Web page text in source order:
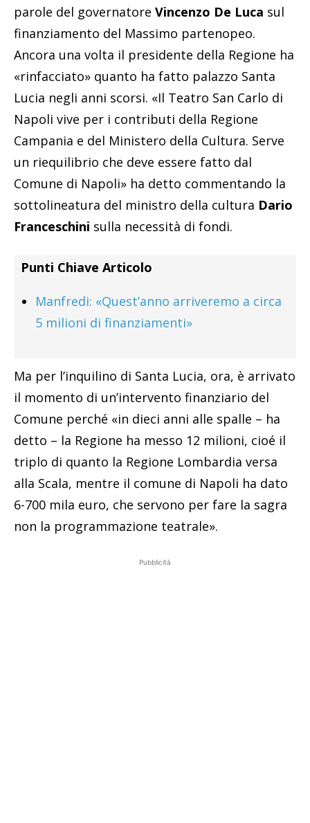
parole del governatore Vincenzo De Luca sul
finanziamento del Massimo partenopeo.
Ancora una volta il presidente della Regione ha
«rinfacciato» quanto ha fatto palazzo Santa
Lucia negli anni scorsi. «Il Teatro San Carlo di
Napoli vive per i contributi della Regione
Campania e del Ministero della Cultura. Serve
un riequilibrio che deve essere fatto dal
Comune di Napoli» ha detto commentando la
sottolineatura del ministro della cultura Dario
Franceschini sulla necessità di fondi.
Punti Chiave Articolo
Manfredi: «Quest’anno arriveremo a circa
5 milioni di finanziamenti»
Ma per l’inquilino di Santa Lucia, ora, è arrivato
il momento di un’intervento finanziario del
Comune perché «in dieci anni alle spalle – ha
detto – la Regione ha messo 12 milioni, cioé il
triplo di quanto la Regione Lombardia versa
alla Scala, mentre il comune di Napoli ha dato
6-700 mila euro, che servono per fare la sagra
non la programmazione teatrale».
Pubblicità